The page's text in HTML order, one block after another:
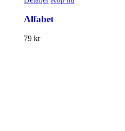
Alfabet
79 kr